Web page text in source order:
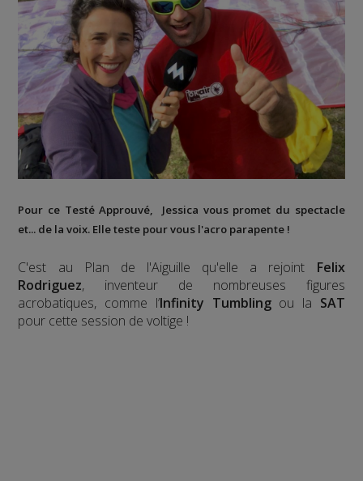
Pour ce Testé Approuvé, Jessica vous promet du spectacle
et... de la voix. Elle teste pour vous l'acro parapente !
C'est au Plan de l'Aiguille qu'elle a rejoint Felix
Rodriguez, inventeur de nombreuses figures
acrobatiques, comme l’Infinity Tumblingou la SAT
pour cette session de voltige !